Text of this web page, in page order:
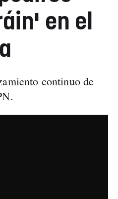
en el
continuo de